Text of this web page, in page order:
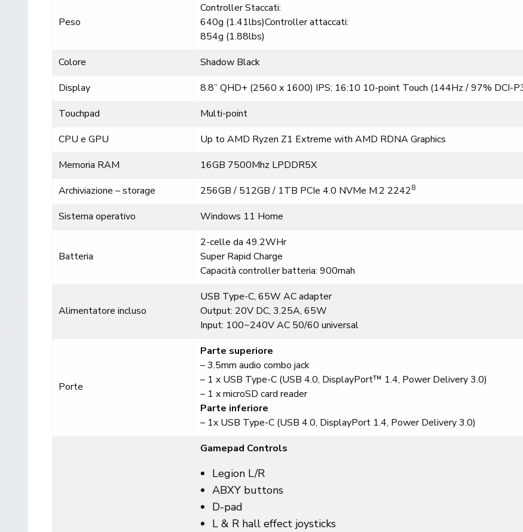
Peso
Controller Staccati:
640g (1.41lbs)Controller attaccati:
854g (1.88lbs)
Colore
Shadow Black
Display
8.8” QHD+ (2560 x 1600) IPS; 16:10 10-point Touch (144Hz / 97% DCI-
Touchpad
Multi-point
CPU e GPU
Up to AMD Ryzen Z1 Extreme with AMD RDNA Graphics
Memoria RAM
16GB 7500Mhz LPDDR5X
Archiviazione – storage
256GB / 512GB / 1TB PCIe 4.0 NVMe M.2 22428
Sistema operativo Windows 11 Home
Batteria
2-celle da 49.2WHr
Super Rapid Charge
Capacità controller batteria: 900mah
Alimentatore incluso
USB Type-C, 65W AC adapter
Output: 20V DC, 3.25A, 65W
Input: 100~240V AC 50/60 universal
Porte
Parte superiore
– 3.5mm audio combo jack
– 1 x USB Type-C (USB 4.0, DisplayPort™ 1.4, Power Delivery 3.0)
– 1 x microSD card reader
Parte inferiore
– 1x USB Type-C (USB 4.0, DisplayPort 1.4, Power Delivery 3.0)
Gamepad Controls
Legion L/R
ABXY buttons
D-pad
L & R hall effect joysticks